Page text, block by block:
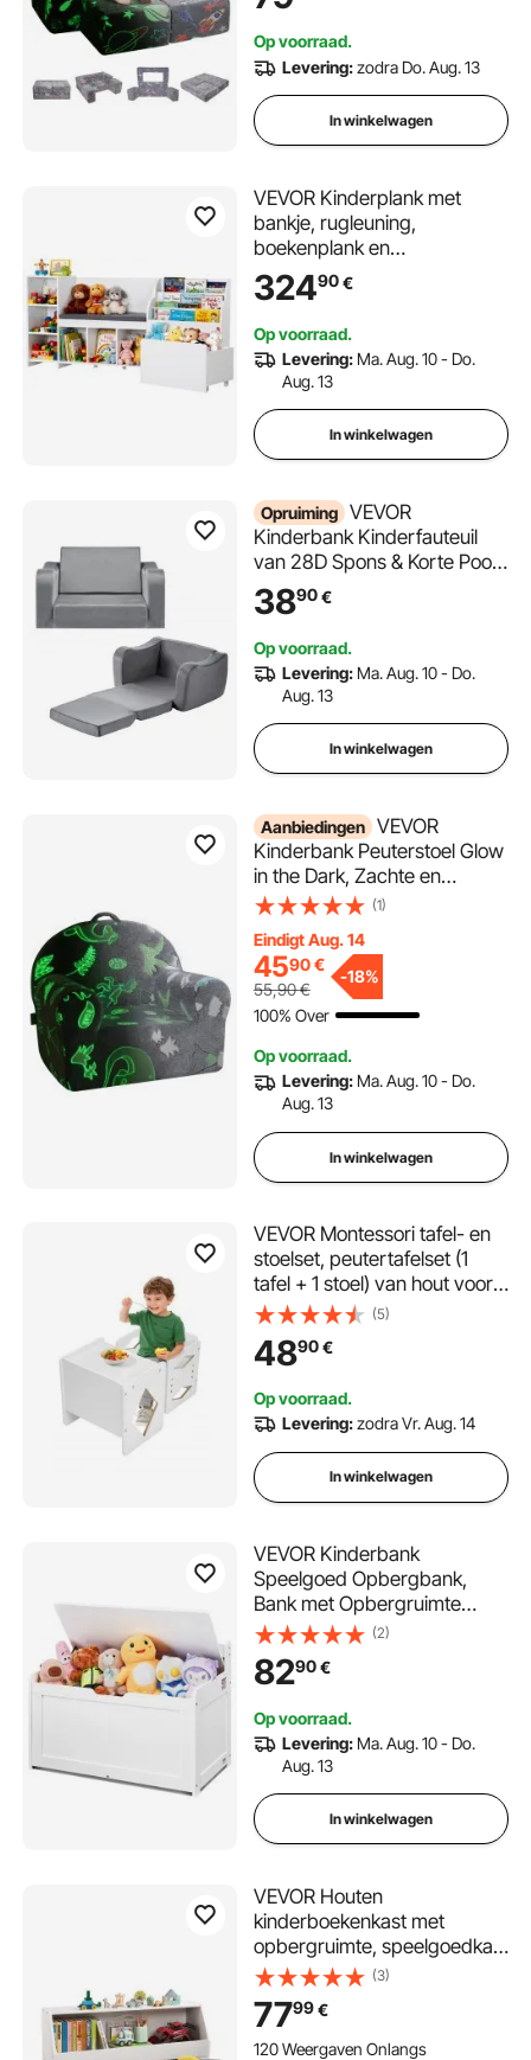
speelkamermeubel
lichtgevend in het donker
Op voorraad.
Levering:zodra Do. Aug. 13
In winkelwagen
VEVOR Kinderplank met
bankje, rugleuning,
boekenplank en
speelgoedorganizer,
speelgoedkist/opbergkast
voor speelkamer, woonkamer
of hal, 170 x 40 x 80 cm, wit
32490€
Op voorraad.
Levering: Ma. Aug. 10 - Do.
Aug. 13
In winkelwagen
Opruiming VEVOR
Kinderbank Kinderfauteuil
van 28D Spons & Korte Pool
met Armleuningen, Wasbare
Kinderbank, Kinderbank
Omvormbare Slaapbank
Peuterbank (M) voor
Speelkamer Slaapkamer
Woonkamer Grijs
3890€
Op voorraad.
Levering: Ma. Aug. 10 - Do.
Aug. 13
In winkelwagen
Aanbiedingen VEVOR
Kinderbank Peuterstoel Glow
in the Dark, Zachte en
comfortabele peuterbank,
Leesstoel voor Kinderen,
Kleine Armleuningstoel
Speelkamermeubels
Cadeaus
(1)
Eindigt Aug. 14
4590€
55,90€
-18%
100% Over
Op voorraad.
Levering: Ma. Aug. 10 - Do.
Aug. 13
In winkelwagen
VEVOR Montessori tafel- en
stoelset, peutertafelset (1
tafel + 1 stoel) van hout voor
1-5-jarigen, in hoogte
verstelbare activiteitentafel
en speeltafel voor kinderen,
spelen - wit
(5)
4890€
Op voorraad.
Levering:zodra Vr. Aug. 14
In winkelwagen
VEVOR Kinderbank
Speelgoed Opbergbank,
Bank met Opbergruimte
Kinderspeelgoedkist,
Speelgoedopberger,
Speelgoedkist met
Rugleuning, 830 x 455 x 609
mm Wit
(2)
8290€
Op voorraad.
Levering: Ma. Aug. 10 - Do.
Aug. 13
In winkelwagen
VEVOR Houten
kinderboekenkast met
opbergruimte, speelgoedkast
met 2 mobiele lades,
speelgoedopbergkast,
speelgoedplank voor
slaapkamer, kinderkamer,
(3)
7799€
120 Weergaven Onlangs